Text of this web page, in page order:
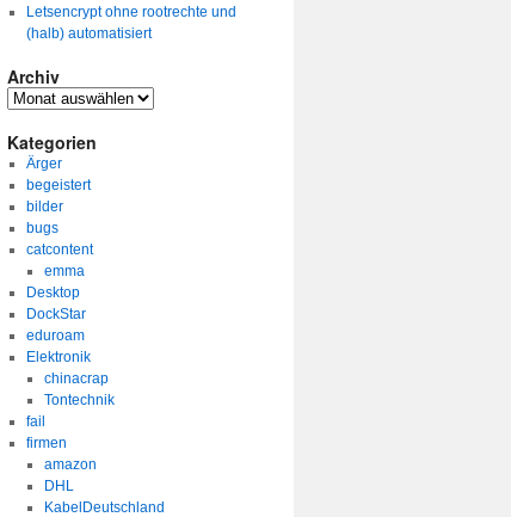
Letsencrypt ohne rootrechte und
(halb) automatisiert
Archiv
Archiv
Kategorien
Ärger
begeistert
bilder
bugs
catcontent
emma
Desktop
DockStar
eduroam
Elektronik
chinacrap
Tontechnik
fail
firmen
amazon
DHL
KabelDeutschland